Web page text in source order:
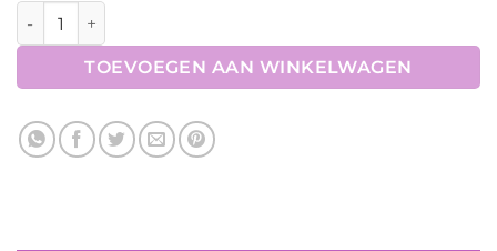
Harry's Horse Veiligheidscap Pro F1 Mat Sparkle aantal
TOEVOEGEN AAN WINKELWAGEN